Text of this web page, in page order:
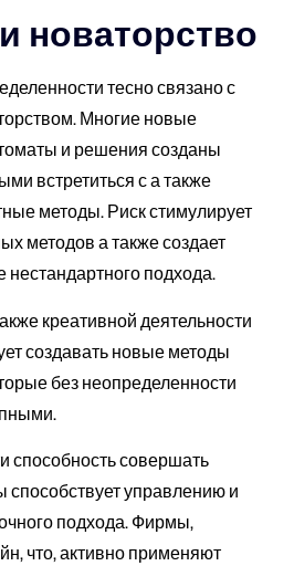
новаторство
тесно связано с
Многие новые
и решения созданы
встретиться с а также
методы. Риск стимулирует
методов а также создает
подхода.
креативной деятельности
создавать новые методы
без неопределенности
способность совершать
управлению и
подхода. Фирмы,
что, активно применяют